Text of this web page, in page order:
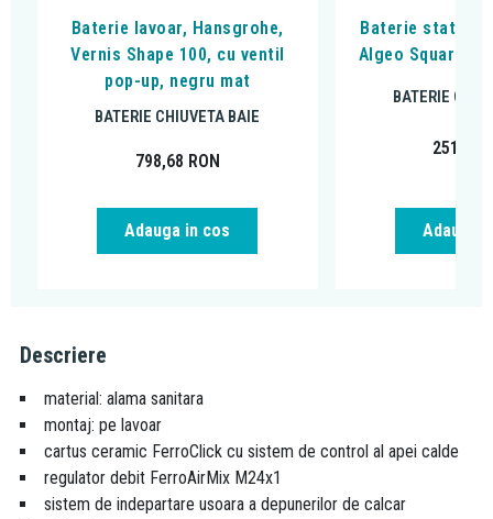
Baterie lavoar, Hansgrohe,
Vernis Shape 100, cu ventil
pop-up, negru mat
BATERIE CHIUVETA BAIE
798,68 RON
Adauga in cos
Baterie stativa
Algeo Square,
BATERIE
251,99
Adauga
Descriere
material: alama sanitara
montaj: pe lavoar
cartus ceramic FerroClick cu sistem de control al apei calde
regulator debit FerroAirMix M24x1
sistem de indepartare usoara a depunerilor de calcar